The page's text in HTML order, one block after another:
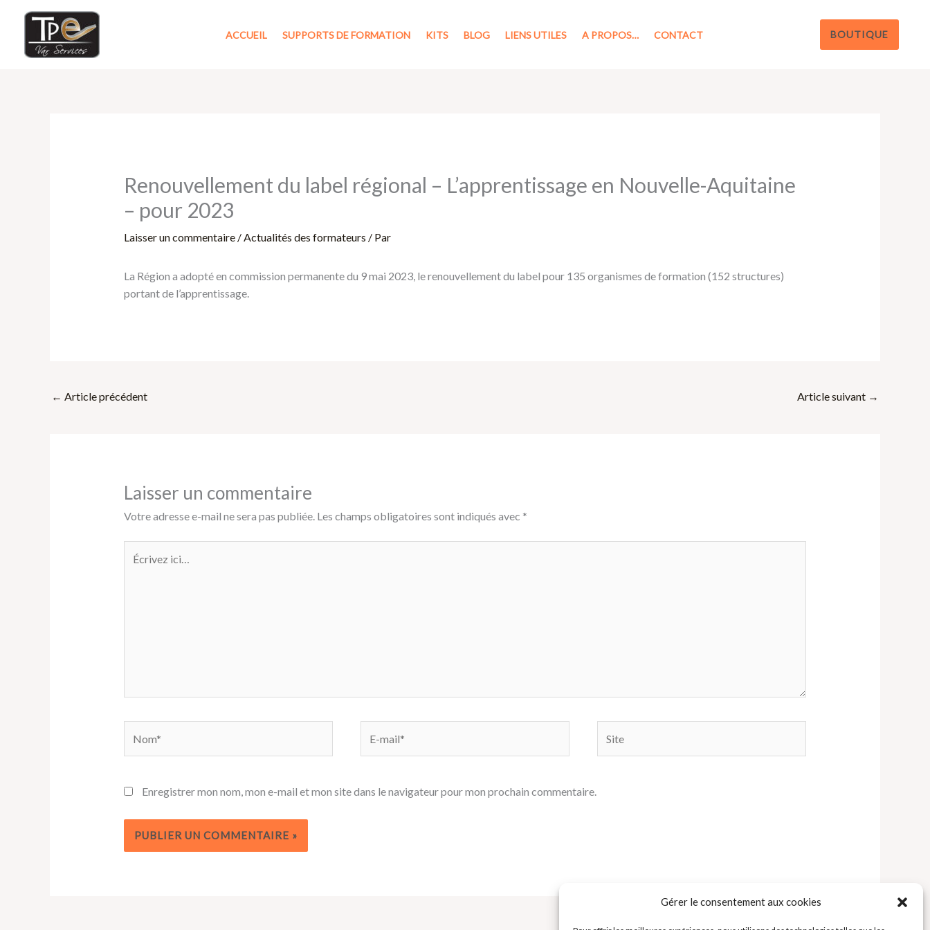
Gérer le consentement aux cookies
contenu
ACCUEIL SUPPORTS DE FORMATION KITS BLOG LIENS UTILES A PROPOS… CONTACT BOUTIQUE
Renouvellement du label régional – L’apprentissage en Nouvelle-Aquitaine
– pour 2023
Laisser un commentaire /Actualités des formateurs / Par
La Région a adopté en commission permanente du 9 mai 2023, le renouvellement du label pour 135 organismes de formation (152 structures)
portant de l’apprentissage.
← Article précédent Article suivant →
Laisser un commentaire
Votre adresse e-mail ne sera pas publiée. Les champs obligatoires sont indiqués avec *
ici…
mail*
Enregistrer mon nom, mon e-mail et mon site dans le navigateur pour mon prochain commentaire.